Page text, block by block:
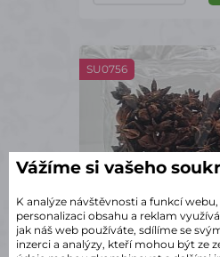
SU0756
Vážíme si vašeho
K analýze návštěvnosti a funkcí
personalizaci obsahu a reklam
jak náš web používáte, sdílíme se
inzerci a analýzy, kteří mohou být ze